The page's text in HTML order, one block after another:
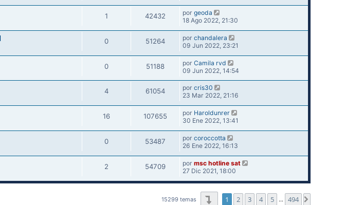
1 42432 por geoda
18 Ago 2022, 21:30
0 51264 por chandalera
09 Jun 2022, 23:21
0 51188 por Camila rvd
09 Jun 2022, 14:54
4 61054 por cris30
23 Mar 2022, 21:16
16 107655 por Haroldunrer
30 Ene 2022, 13:41
0 53487 por coroccotta
26 Ene 2022, 16:13
2 54709 por msc hotline sat
27 Dic 2021, 18:00
15299 temas Página1 de 494
1 2 3 4 5 … 494